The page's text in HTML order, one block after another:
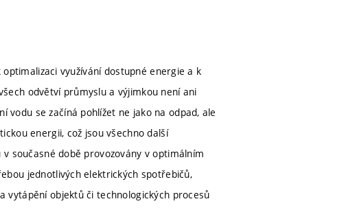
využívání dostupné energie a k
odvětví průmyslu a výjimkou není ani
vodu se začíná pohlížet ne jako na odpad, ale
energii, což jsou všechno další
současné době provozovány v optimálním
jednotlivých elektrických spotřebičů,
vytápění objektů či technologických procesů